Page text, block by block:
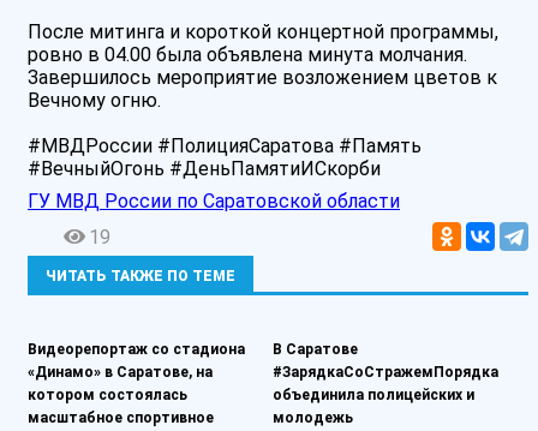
После митинга и короткой концертной программы,
ровно в 04.00 была объявлена минута молчания.
Завершилось мероприятие возложением цветов к
Вечному огню.
#МВДРоссии #ПолицияСаратова #Память
#ВечныйОгонь #ДеньПамятиИСкорби
ГУ МВД России по Саратовской области
19
ЧИТАТЬ ТАКЖЕ ПО ТЕМЕ
️Видеорепортаж со стадиона
«Динамо» в Саратове, на
котором состоялась
масштабное спортивное
В Саратове
#ЗарядкаСоСтражемПорядка
объединила полицейских и
молодежь